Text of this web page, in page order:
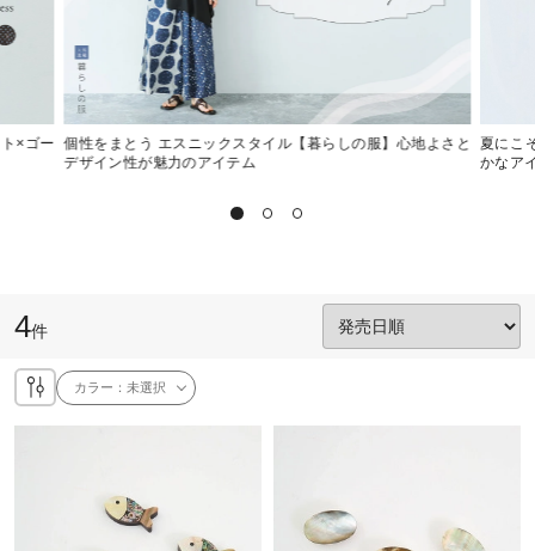
×ゴー
個性をまとう エスニックスタイル【暮らしの服】心地よさと
デザイン性が魅力のアイテム
夏にこ
かなア
4件
カラー：未選択